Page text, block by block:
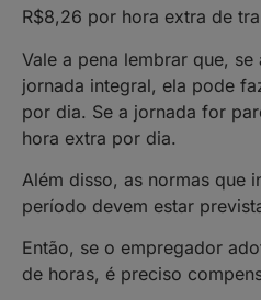
R$8,26 por hora extra de
Vale a pena lembrar que,
jornada integral, ela pode
por dia. Se a jornada for
hora extra por dia.
Além disso, as normas que
período devem estar
Então, se o empregador
de horas, é preciso